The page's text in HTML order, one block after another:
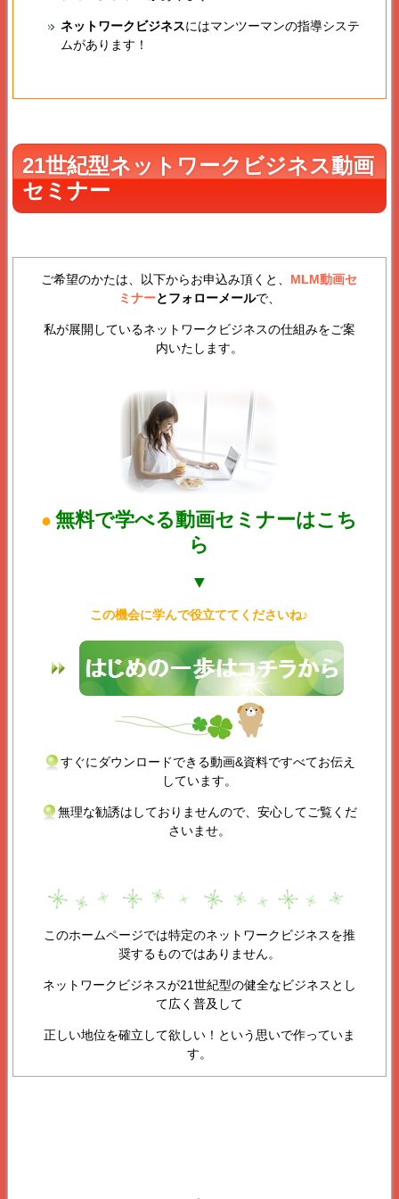
ネットワークビジネスにはマンツーマンの指導システ
ムがあります！
21世紀型ネットワークビジネス動画
セミナー
ご希望のかたは、以下からお申込み頂くと、 MLM動画セ
ミナーとフォローメールで、
私が展開しているネットワークビジネスの仕組みをご案
内いたします。
● 無料で学べる動画セミナーはこち
ら
▼
この機会に学んで役立ててくださいね♪
すぐにダウンロードできる動画&資料ですべてお伝え
しています。
無理な勧誘はしておりませんので、安心してご覧くだ
さいませ。
このホームページでは特定のネットワークビジネスを推
奨するものではありません。
ネットワークビジネスが21世紀型の健全なビジネスとし
て広く普及して
正しい地位を確立して欲しい！という思いで作っていま
す。